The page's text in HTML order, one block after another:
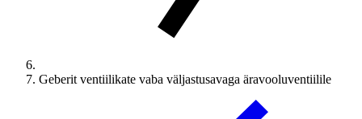
Geberit ventiilikate vaba väljastusavaga äravooluventiilile